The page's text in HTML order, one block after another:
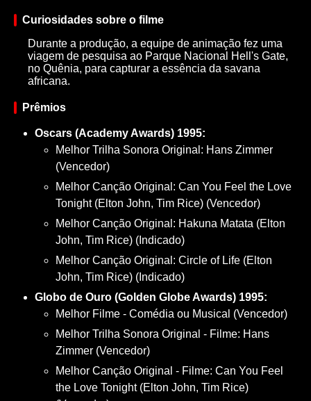
Curiosidades sobre o filme
Durante a produção, a equipe de animação fez uma
viagem de pesquisa ao Parque Nacional Hell's Gate,
no Quênia, para capturar a essência da savana
africana.
Prêmios
Oscars (Academy Awards) 1995:
Melhor Trilha Sonora Original: Hans Zimmer
(Vencedor)
Melhor Canção Original: Can You Feel the Love
Tonight (Elton John, Tim Rice) (Vencedor)
Melhor Canção Original: Hakuna Matata (Elton
John, Tim Rice) (Indicado)
Melhor Canção Original: Circle of Life (Elton
John, Tim Rice) (Indicado)
Globo de Ouro (Golden Globe Awards) 1995:
Melhor Filme - Comédia ou Musical (Vencedor)
Melhor Trilha Sonora Original - Filme: Hans
Zimmer (Vencedor)
Melhor Canção Original - Filme: Can You Feel
the Love Tonight (Elton John, Tim Rice)